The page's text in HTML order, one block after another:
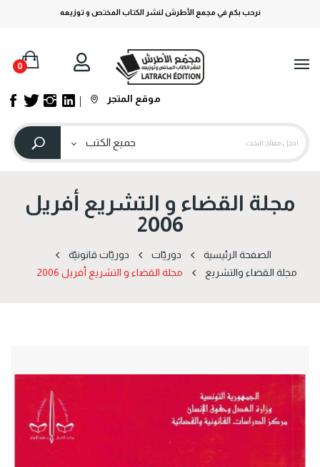
نرحب بكم في مجمع الأطرش لنشر الكتاب المختص و توزيعه
0
موقع المتجر
مجلة القضاء و التشريع أفريل
2006
الصفحة الرئيسية دوریّات
دوریّات قانونیّة
مجلة القضاء والتشريع
مجلة القضاء و التشريع أفريل 2006